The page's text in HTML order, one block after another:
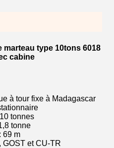
marteau type 10tons 6018
cabine
à tour fixe à Madagascar
tonnes
tonne
69 m
GOST et CU-TR